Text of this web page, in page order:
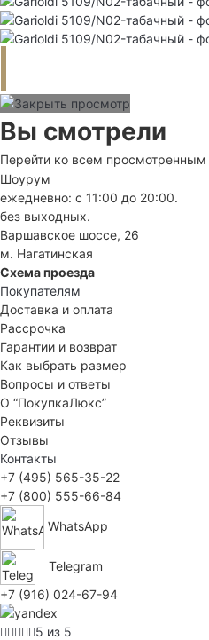
Вы смотрели
Перейти ко всем просмотренным
Шоурум
ежедневно: с 11:00 до 20:00.
без выходных.
Варшавское шоссе, 26
м. Нагатинская
Схема проезда
Покупателям
Доставка и оплата
Рассрочка
Гарантии и возврат
Как выбрать размер
Вопросы и ответы
О “ПокупкаЛюкс”
Реквизиты
Отзывы
Контакты
+7 (495) 565-35-22
+7 (800) 555-66-84
WhatsApp
Telegram
+7 (916) 024-67-94
5 из 5